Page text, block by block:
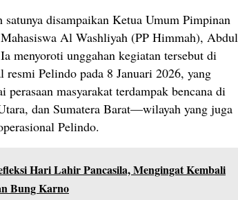
disampaikan Ketua Umum Pimpinan
Al Washliyah (PP Himmah), Abdul
menyoroti unggahan kegiatan tersebut di
resmi Pelindo pada 8 Januari 2026, yang
perasaan masyarakat terdampak bencana di
dan Sumatera Barat—wilayah yang juga
Pelindo.
Hari Lahir Pancasila, Mengingat Kembali
Bung Karno